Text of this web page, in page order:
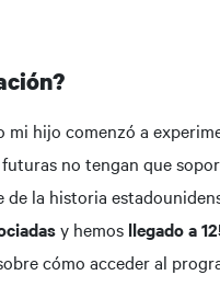
hijo comenzó a
no tengan que
de la historia
y hemos llegado a
cómo acceder al